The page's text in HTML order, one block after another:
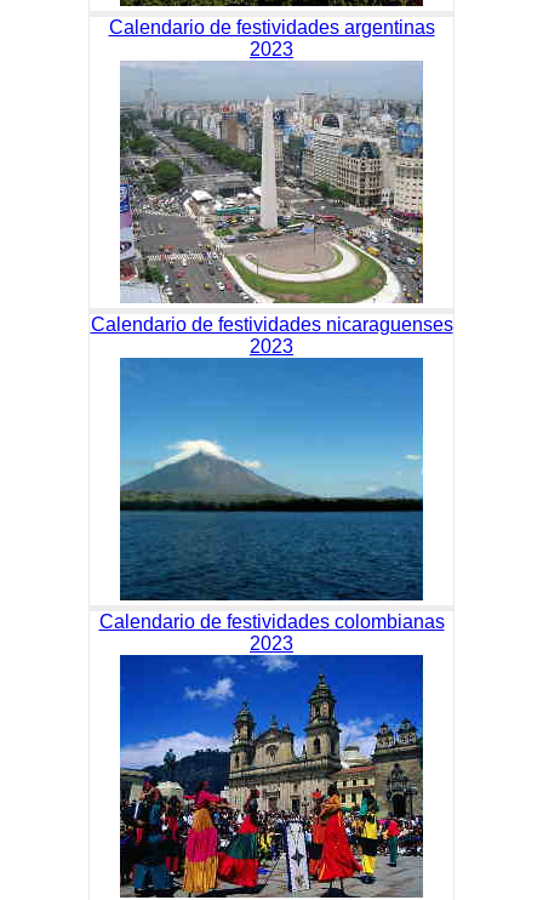
Calendario de festividades argentinas
2023
Calendario de festividades nicaraguenses
2023
Calendario de festividades colombianas
2023